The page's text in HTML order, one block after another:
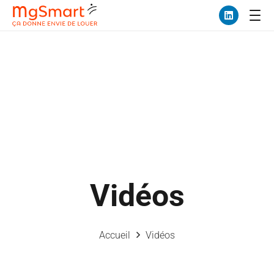
Vidéos
Accueil Vidéos